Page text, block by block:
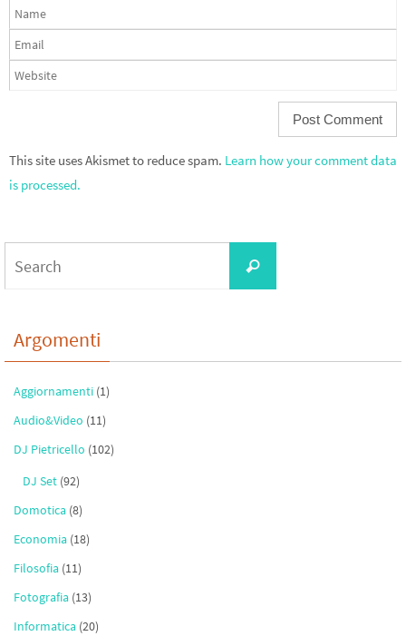
This site uses Akismet to reduce spam. Learn how your comment data
is processed.
Search
Argomenti
Aggiornamenti (1)
Audio&Video (11)
DJ Pietricello (102)
DJ Set (92)
Domotica (8)
Economia (18)
Filosofia (11)
Fotografia (13)
Informatica (20)